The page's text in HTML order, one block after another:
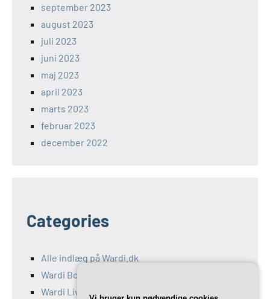
september 2023
august 2023
juli 2023
juni 2023
maj 2023
april 2023
marts 2023
februar 2023
december 2022
Categories
Alle indlæg på Wardi.dk
Wardi Bolig
Wardi Livsstil